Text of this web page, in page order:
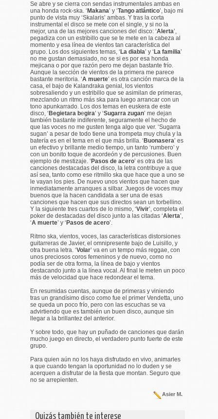
Se abre y se cierra con sendas instrumentales ambas en
una honda rock-ska. ‘Makana’ y ‘Tango atlántico’, bajo mi
punto de vista muy ‘Skalaris’ ambas. Y tras la corta
instrumental el disco se mete con el single, y si no la
mejor, una de las mejores canciones del disco: ‘Alerta’,
pegadiza con un estribillo que se te mete en la cabeza al
momento y esa línea de vientos tan característica del
grupo. Los dos siguientes temas, ‘La diabla’ y ‘La familia’
no me gustan demasiado, no se si es por esa honda
mejicana o por que razón pero me dejan bastante frío.
Aunque la sección de vientos de la primera me parece
bastante meritoria. ‘A muerte’ es otra canción marca de la
casa, el bajo de Kalandraka genial, los vientos
sobresaliendo y un estribillo que se asimilan de primeras,
mezclando un ritmo más ska para luego arrancar con un
tono apunkarrado. Los dos temas en euskera de este
disco, ‘Begietara begira’ y ‘Sugarra zugan’ me dejan
también bastante indiferente, seguramente el hecho de
que las voces no me gusten tenga algo que ver. ‘Sugarra
sugan’ a pesar de todo tiene una trompeta muy chula y la
batería es en el tema en el que más brilla. ‘Buonasera’ es
un efectivo y brillante medio tiempo, un tanto ‘rumbero’ y
con un bonito toque de acordeón y de percusiones. Buen
ejemplo de mestizaje. ‘Pasos de acero’ es otra de las
canciones destacadas del disco, la letra contribuye a que
así sea, tanto como ese ritmillo ska que hace que a uno se
le vayan los pies. De nuevo unos vientos que hacen que
inmediatamente arranques a silbar. Juegos de voces muy
buenos que la hacen candidata a ser una de esas
canciones que hacen que sus directos sean un torbellino.
Y la siguiente tres cuartos de lo mismo, ‘Vivir’, completa el
poker de destacadas del disco junto a las citadas ‘Alerta’,
‘A muerte’ y ‘Pasos de acero’.
Ritmo ska, vientos, voces, las características distorsiones
guitarreras de Javier, el omnipresente bajo de Luisillo, y
otra buena letra. ‘Volar’ va en un tempo más reggae, con
unos preciosos coros femeninos y de nuevo, como no
podía ser de otra forma, la línea de bajo y vientos
destacando junto a la línea vocal. Al final le meten un poco
más de velocidad que hace redondear el tema.
En resumidas cuentas, aunque de primeras y viniendo
tras un grandísimo disco como fue el primer Vendetta, uno
se queda un poco frío, pero con las escuchas se va
advirtiendo que es también un buen disco, aunque sin
llegar a la brillantez del anterior.
Y sobre todo, que hay un puñado de canciones que darán
mucho juego en directo, el verdadero punto fuerte de este
grupo.
Para quien aún no los haya disfrutado en vivo, animarles
a que cuando tengan la oportunidad no lo duden y se
acerquen a disfrutar de la fiesta que montan. Seguro que
no se arrepienten.
Asier M.
Quizás también te interese